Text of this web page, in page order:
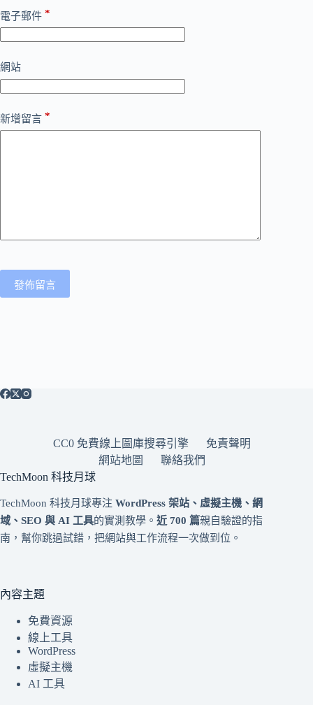
電子郵件 *
網站
新增留言 *
發佈留言
CC0 免費線上圖庫搜尋引擎
免責聲明
網站地圖
聯絡我們
TechMoon 科技月球
TechMoon 科技月球專注 WordPress 架站、虛擬主機、網
域、SEO 與 AI 工具的實測教學。 近 700 篇親自驗證的指
南，幫你跳過試錯，把網站與工作流程一次做到位。
內容主題
免費資源
線上工具
WordPress
虛擬主機
AI 工具